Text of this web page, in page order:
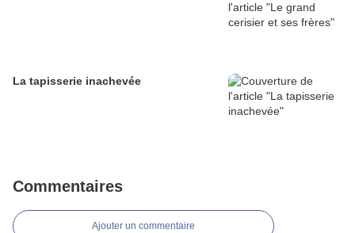
La tapisserie inachevée
Commentaires
Ajouter un commentaire